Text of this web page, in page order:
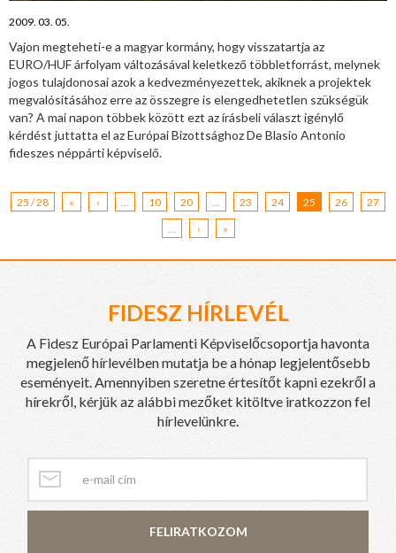
2009. 03. 05.
Vajon megteheti-e a magyar kormány, hogy visszatartja az
EURO/HUF árfolyam változásával keletkező többletforrást, melynek
jogos tulajdonosai azok a kedvezményezettek, akiknek a projektek
megvalósításához erre az összegre is elengedhetetlen szükségük
van? A mai napon többek között ezt az írásbeli választ igénylő
kérdést juttatta el az Európai Bizottsághoz De Blasio Antonio
fideszes néppárti képviselő.
25 / 28 « ‹ 10 20 23 24 25 26
27
› »
FIDESZ HÍRLEVÉL
A Fidesz Európai Parlamenti Képviselőcsoportja havonta
megjelenő hírlevélben mutatja be a hónap legjelentősebb
eseményeit. Amennyiben szeretne értesítőt kapni ezekről a
hírekről, kérjük az alábbi mezőket kitöltve iratkozzon fel
hírlevelünkre.
FELIRATKOZOM